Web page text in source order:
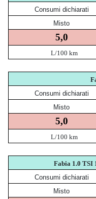
Consumi dichiarati
Misto
5,0
L/100 km
Consumi dichiarati
Misto
5,0
L/100 km
Fabia 1.0 TSI
Consumi dichiarati
Misto